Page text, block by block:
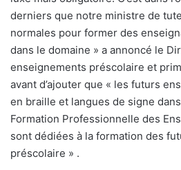
derniers que notre ministre de
normales pour former des
dans le domaine » a annoncé le
enseignements préscolaire et
avant d’ajouter que « les futurs
en braille et langues de signe
Formation Professionnelle des
sont dédiées à la formation des
préscolaire » .